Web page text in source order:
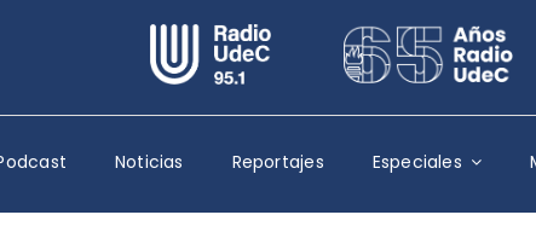
Escuchar Radio UdeC en vivo
Quiénes Somos
Programación
Noticias Reportajes Especiales